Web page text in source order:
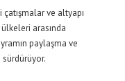
ve altyapı
arasında
paylaşma ve
sürdürüyor.